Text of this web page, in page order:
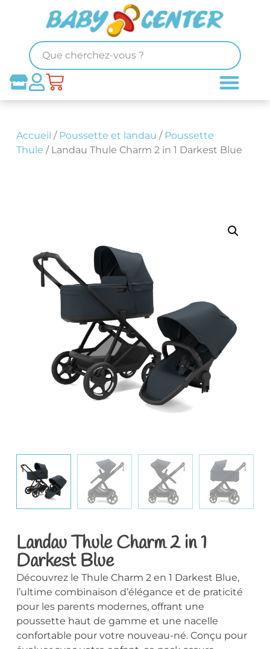
Accueil / Poussette et landau / Poussette
Thule / Landau Thule Charm 2 in 1 Darkest Blue
Landau Thule Charm 2 in 1
Darkest Blue
Découvrez le Thule Charm 2 en 1 Darkest Blue,
l’ultime combinaison d’élégance et de praticité
pour les parents modernes, offrant une
poussette haut de gamme et une nacelle
confortable pour votre nouveau-né. Conçu pour